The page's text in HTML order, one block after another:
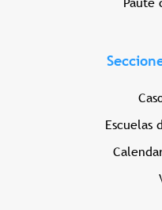
Escuelas